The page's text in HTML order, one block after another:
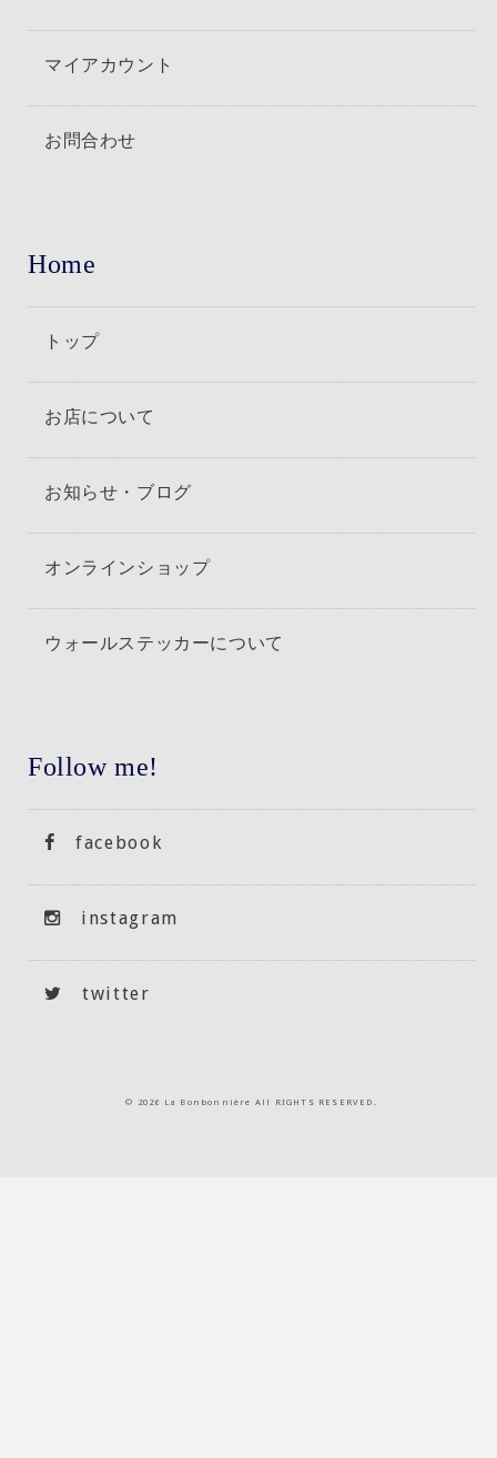
マイアカウント
お問合わせ
Home
トップ
お店について
お知らせ・ブログ
オンラインショップ
ウォールステッカーについて
Follow me!
facebook
instagram
twitter
© 2026 La Bonbonnière All RIGHTS RESERVED.